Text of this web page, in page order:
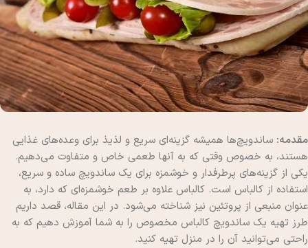
مقدمه: ساندویچ‌ها همیشه گزینه‌ای سریع و لذیذ برای وعده‌های غذایی
هستند، به خصوص وقتی که به آنها طعمی خاص و متفاوت می‌دهیم.
یکی از گزینه‌های پرطرفدار و خوشمزه برای یک ساندویچ ساده و سریع،
استفاده از کالباس است. کالباس علاوه بر طعم خوشمزه‌ای که دارد، به
عنوان منبعی از پروتئین نیز شناخته می‌شود. در این مقاله، قصد داریم
طرز تهیه یک ساندویچ کالباس مخصوص را به شما آموزش دهیم که به
راحتی می‌توانید آن را در منزل تهیه کنید.